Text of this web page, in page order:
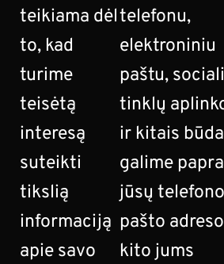
teikiama dėl
to, kad
turime
teisėtą
interesą
suteikti
tikslią
informaciją
apie savo
telefonu,
elektroniniu
paštu,
tinklų
ir kitais
galime
jūsų
pašto
kito jums